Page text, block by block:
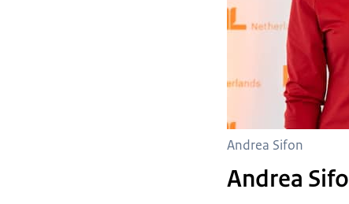
Andrea Sifon
Andrea